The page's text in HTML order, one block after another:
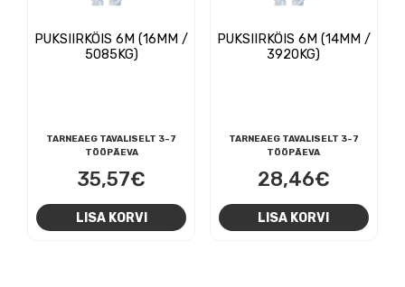
PUKSIIRKÖIS 6M (16MM /
5085KG)
TARNEAEG TAVALISELT 3-7
TÖÖPÄEVA
35,57€
LISA KORVI
PUKSIIRKÖIS 6M (14MM /
3920KG)
TARNEAEG TAVALISELT 3-7
TÖÖPÄEVA
28,46€
LISA KORVI